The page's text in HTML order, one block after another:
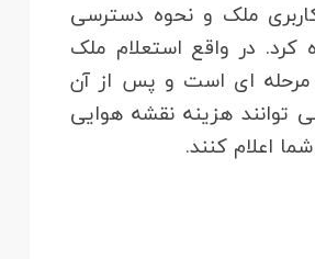
ملک و نحوه دسترسی
کرد. در واقع استعلام ملک
مرحله ای است و پس از آن
توانند هزینه نقشه هوایی
اعلام کنند.